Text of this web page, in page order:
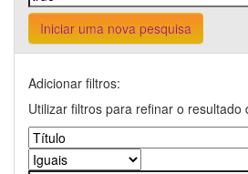
Iniciar uma nova pesquisa
Adicionar filtros:
Utilizar filtros para refinar o resultado